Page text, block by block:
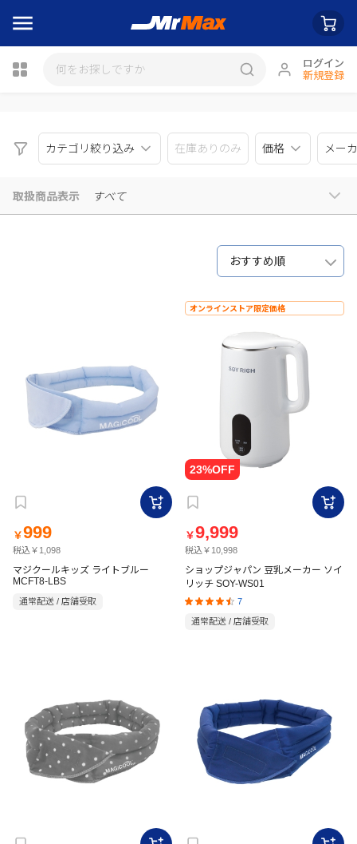
ログイン
新規登録
カテゴリ絞り込み 在庫ありのみ 価格 メー
取扱商品表示 すべて
おすすめ順
￥999
税込￥1,098
マジクールキッズ ライトブルー
MCFT8-LBS
通常配送 / 店舗受取
オンラインストア限定価格
￥9,999
税込￥10,998
ショップジャパン 豆乳メーカー ソイ
リッチ SOY-WS01
7
通常配送 / 店舗受取